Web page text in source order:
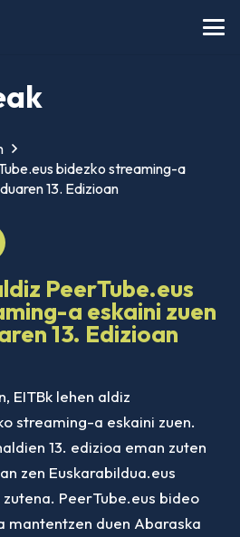
bidezko streaming-a
13. Edizioan
PeerTube.eus
a eskaini zuen
13. Edizioan
EITBk lehen aldiz
streaming-a eskaini zuen.
13. edizioa eman zuten
zen Euskarabildua.eus
PeerTube.eus bideo
duen Abaraska